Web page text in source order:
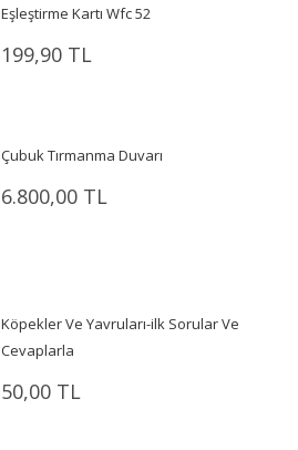
Eşleştirme Kartı Wfc 52
199,90 TL
Çubuk Tırmanma Duvarı
6.800,00 TL
Köpekler Ve Yavruları-ilk Sorular Ve
Cevaplarla
50,00 TL